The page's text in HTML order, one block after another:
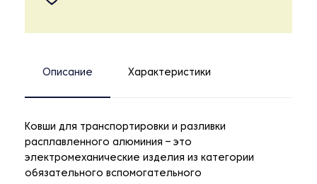
Описание Характеристики
Ковши для транспортировки и разливки
расплавленного алюминия – это
электромеханические изделия из категории
обязательного вспомогательного